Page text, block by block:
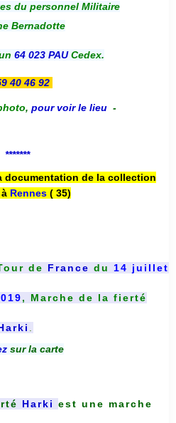
du personnel Militaire
Bernadotte
64 023 PAUCedex.
40 46 92
, pour voir le lieu -
*******
documentation de la collection
Rennes( 35)
de France du 14 juillet
, Marche de la fierté
sur la carte
Harki est une marche